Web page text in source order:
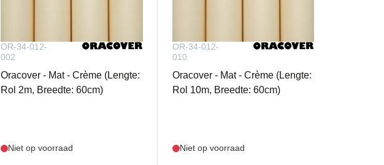
OR-34-012-
002
Oracover - Mat - Crème (Lengte:
Rol 2m, Breedte: 60cm)
Niet op voorraad
OR-34-012-
010
Oracover - Mat - Crème (Lengte:
Rol 10m, Breedte: 60cm)
Niet op voorraad